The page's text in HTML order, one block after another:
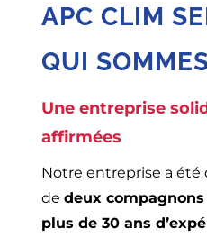
APC CLIM
QUI
Une entreprise
affirmées
Notre entreprise a été
de deux
plus de 30 ans